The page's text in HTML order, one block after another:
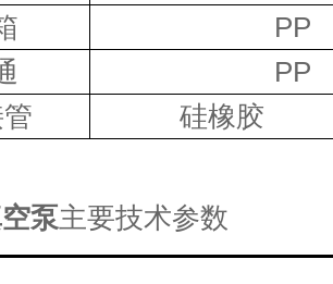
PP
PP
硅橡胶
泵主要技术参数